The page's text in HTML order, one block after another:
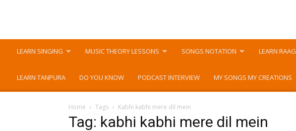
LEARN SINGING MUSIC THEORY LESSONS SONGS NOTATION LEARN RAAG
LEARN TANPURA DO YOU KNOW PODCAST INTERVIEW MY SONGS MY CREATIONS
Home Tags Kabhi kabhi mere dil mein
Tag: kabhi kabhi mere dil mein